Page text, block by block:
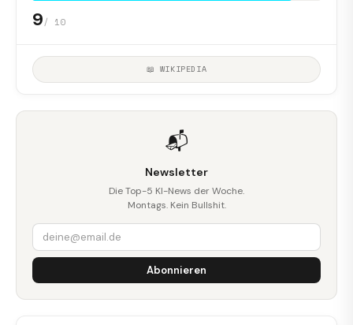
9/ 10
📖 WIKIPEDIA
📬
Newsletter
Die Top-5 KI-News der Woche.
Montags. Kein Bullshit.
Abonnieren